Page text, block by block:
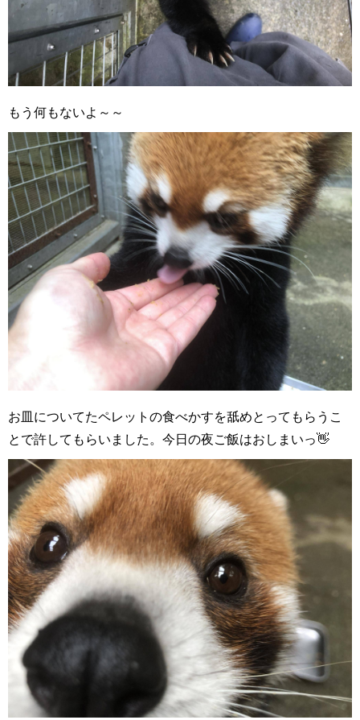
もう何もないよ～～
お皿についてたペレットの食べかすを舐めとってもらうこ
とで許してもらいました。今日の夜ご飯はおしまいっ👋